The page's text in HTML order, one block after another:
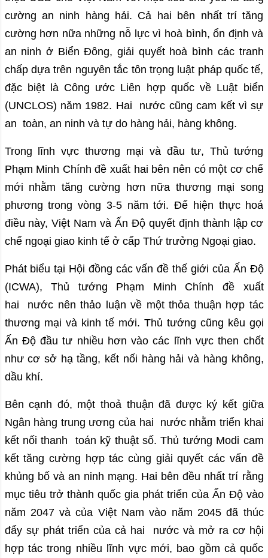
cường an ninh hàng hải. Cả hai bên nhất trí tăng
cường hơn nữa những nỗ lực vì hoà bình, ổn định và
an ninh ở Biển Đông, giải quyết hoà bình các tranh
chấp dựa trên nguyên tắc tôn trọng luật pháp quốc tế,
đặc biệt là Công ước Liên hợp quốc về Luật biển
(UNCLOS) năm 1982. Hai nước cũng cam kết vì sự
an toàn, an ninh và tự do hàng hải, hàng không.
Trong lĩnh vực thương mại và đầu tư, Thủ tướng
Phạm Minh Chính đề xuất hai bên nên có một cơ chế
mới nhằm tăng cường hơn nữa thương mại song
phương trong vòng 3-5 năm tới. Để hiện thực hoá
điều này, Việt Nam và Ấn Độ quyết định thành lập cơ
chế ngoại giao kinh tế ở cấp Thứ trưởng Ngoại giao.
Phát biểu tại Hội đồng các vấn đề thế giới của Ấn Độ
(ICWA), Thủ tướng Phạm Minh Chính đề xuất
hai nước nên thảo luận về một thỏa thuận hợp tác
thương mại và kinh tế mới. Thủ tướng cũng kêu gọi
Ấn Độ đầu tư nhiều hơn vào các lĩnh vực then chốt
như cơ sở hạ tầng, kết nối hàng hải và hàng không,
dầu khí.
Bên cạnh đó, một thoả thuận đã được ký kết giữa
Ngân hàng trung ương của hai nước nhằm triển khai
kết nối thanh toán kỹ thuật số. Thủ tướng Modi cam
kết tăng cường hợp tác cùng giải quyết các vấn đề
khủng bố và an ninh mạng. Hai bên đều nhất trí rằng
mục tiêu trở thành quốc gia phát triển của Ấn Độ vào
năm 2047 và của Việt Nam vào năm 2045 đã thúc
đẩy sự phát triển của cả hai nước và mở ra cơ hội
hợp tác trong nhiều lĩnh vực mới, bao gồm cả quốc